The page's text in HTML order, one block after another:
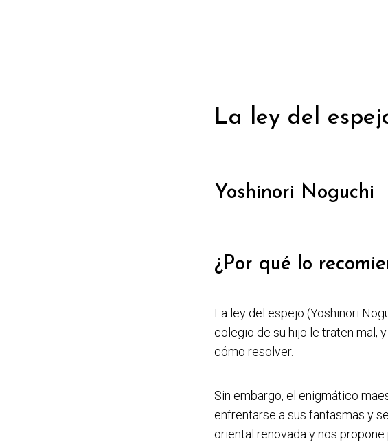
La ley del
Yoshinori Noguchi
¿Por qué lo
La ley del espejo (Yoshinori
colegio de su hijo le traten mal,
cómo resolver.
Sin embargo, el enigmático
enfrentarse a sus fantasmas y
oriental renovada y nos